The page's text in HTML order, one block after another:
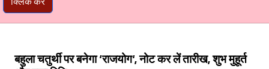
बहुला चतुर्थी पर बनेगा ‘राजयोग‘, नोट कर लें तारीख, शुभ मुहूर्त